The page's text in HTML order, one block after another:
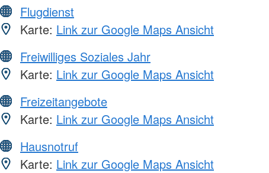
Flugdienst
Karte: Link zur Google Maps Ansicht
Freiwilliges Soziales Jahr
Karte: Link zur Google Maps Ansicht
Freizeitangebote
Karte: Link zur Google Maps Ansicht
Hausnotruf
Karte: Link zur Google Maps Ansicht